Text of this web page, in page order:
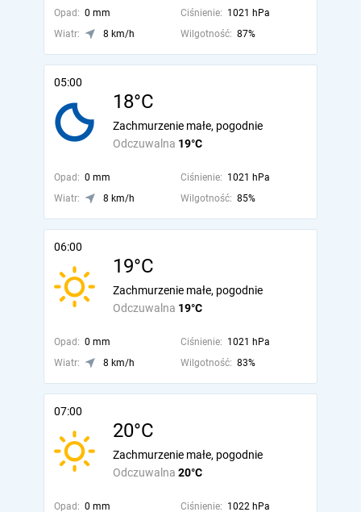
Opad: 0 mm Ciśnienie: 1021 hPa
Wiatr:
8 km/h Wilgotność: 87%
05:00
18°C
Odczuwalna 19°C
Zachmurzenie małe, pogodnie
Opad: 0 mm Ciśnienie: 1021 hPa
Wiatr:
8 km/h Wilgotność: 85%
06:00
19°C
Odczuwalna 19°C
Zachmurzenie małe, pogodnie
Opad: 0 mm Ciśnienie: 1021 hPa
Wiatr:
8 km/h Wilgotność: 83%
07:00
20°C
Odczuwalna 20°C
Zachmurzenie małe, pogodnie
Opad: 0 mm Ciśnienie: 1022 hPa